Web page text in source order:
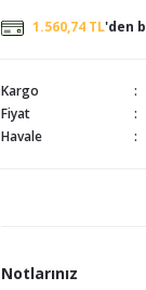
1.560,74 TL'den
Kargo
Fiyat
Havale
Notlarınız